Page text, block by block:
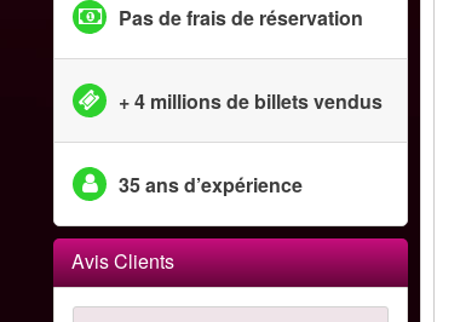
Pas de frais de réservation
+ 4 millions de billets vendus
35 ans d’expérience
Avis Clients